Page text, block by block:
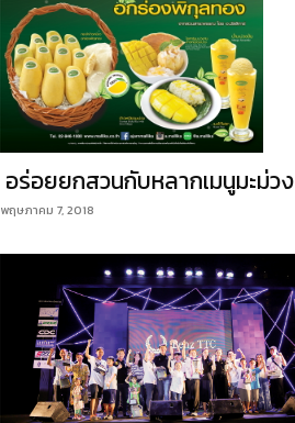
อร่อยยกสวนกับหลากเมนูมะม่วง
พฤษภาคม 7, 2018